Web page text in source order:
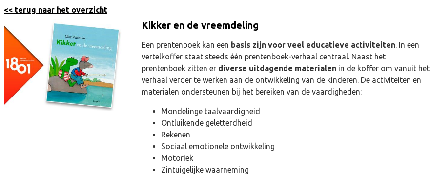
<< terug naar het overzicht
Kikker en de vreemdeling
Een prentenboek kan een basis zijn voor veel educatieve activiteiten. In een
vertelkoffer staat steeds één prentenboek-verhaal centraal. Naast het
prentenboek zitten er diverse uitdagende materialen in de koffer om vanuit het
verhaal verder te werken aan de ontwikkeling van de kinderen. De activiteiten en
materialen ondersteunen bij het bereiken van de vaardigheden:
Mondelinge taalvaardigheid
Ontluikende geletterdheid
Rekenen
Sociaal emotionele ontwikkeling
Motoriek
Zintuigelijke waarneming